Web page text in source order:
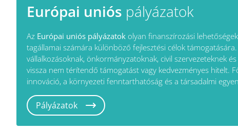
Európai uniós pályázatok
A ChatGPT ezt mondta:
Az Európai uniós pályázatok olyan finanszírozási
tagállamai számára különböző fejlesztési célok
vállalkozásoknak, önkormányzatoknak, civil szervezeteknek
vissza nem térítendő támogatást vagy kedvezményes hitelt.
innováció, a környezeti fenntarthatóság és a társadalmi
Pályázatok